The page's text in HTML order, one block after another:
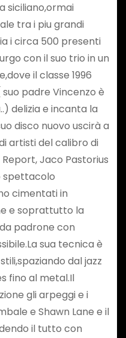
siciliano,ormai
tra i piu grandi
i circa 500 presenti
con il suo trio in un
il classe 1996
padre Vincenzo è
delizia e incanta la
disco nuovo uscirà a
artisti del calibro di
Jaco Pastorius
spettacolo
cimentati in
e soprattutto la
padrone con
sua tecnica è
dal jazz
fino al metal.Il
gli arpeggi e i
e Shawn Lane e il
il tutto con